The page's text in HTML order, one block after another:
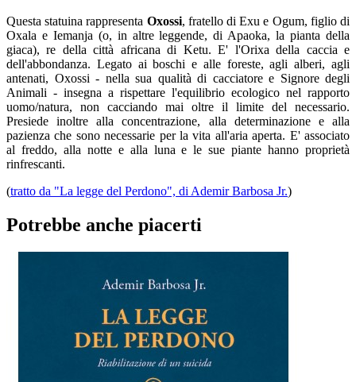
Questa statuina rappresenta Oxossi, fratello di Exu e Ogum, figlio di
Oxala e Iemanja (o, in altre leggende, di Apaoka, la pianta della
giaca), re della città africana di Ketu. E' l'Orixa della caccia e
dell'abbondanza. Legato ai boschi e alle foreste, agli alberi, agli
antenati, Oxossi - nella sua qualità di cacciatore e Signore degli
Animali - insegna a rispettare l'equilibrio ecologico nel rapporto
uomo/natura, non cacciando mai oltre il limite del necessario.
Presiede inoltre alla concentrazione, alla determinazione e alla
pazienza che sono necessarie per la vita all'aria aperta. E' associato
al freddo, alla notte e alla luna e le sue piante hanno proprietà
rinfrescanti.
(tratto da "La legge del Perdono", di Ademir Barbosa Jr.)
Potrebbe anche piacerti